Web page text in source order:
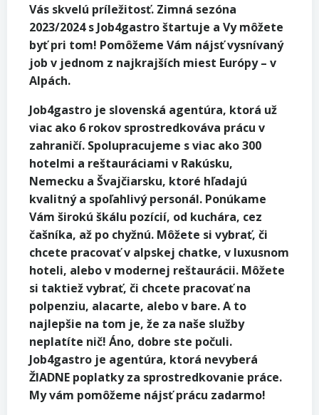
Vás skvelú príležitosť. Zimná sezóna
2023/2024 s Job4gastro štartuje a Vy môžete
byť pri tom! Pomôžeme Vám nájsť vysnívaný
job v jednom z najkrajších miest Európy – v
Alpách.
Job4gastro je slovenská agentúra, ktorá už
viac ako 6 rokov sprostredkováva prácu v
zahraničí. Spolupracujeme s viac ako 300
hotelmi a reštauráciami v Rakúsku,
Nemecku a Švajčiarsku, ktoré hľadajú
kvalitný a spoľahlivý personál. Ponúkame
Vám širokú škálu pozícií, od kuchára, cez
čašníka, až po chyžnú. Môžete si vybrať, či
chcete pracovať v alpskej chatke, v luxusnom
hoteli, alebo v modernej reštaurácii. Môžete
si taktiež vybrať, či chcete pracovať na
polpenziu, alacarte, alebo v bare. A to
najlepšie na tom je, že za naše služby
neplatíte nič! Áno, dobre ste počuli.
Job4gastro je agentúra, ktorá nevyberá
ŽIADNE poplatky za sprostredkovanie práce.
My vám pomôžeme nájsť prácu zadarmo!